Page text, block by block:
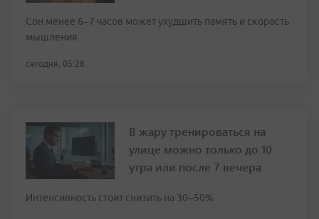
Сон менее 6–7 часов может ухудшить память и скорость
мышления
сегодня, 05:28
В жару тренироваться на
улице можно только до 10
утра или после 7 вечера
Интенсивность стоит снизить на 30–50%